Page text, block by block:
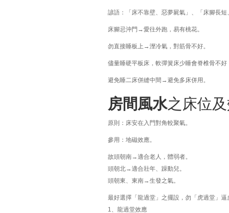
諺語：「床不靠壁、惡夢屍氣」、「床腳長短
床腳忌沖門→愛往外跑，易有桃花。
勿直接睡板上→溼冷氣，對筋骨不好。
儘量睡硬平板床，軟彈簧床少睡會脊椎骨不好
避免睡二床併縫中間→避免多床併用。
房間風水之床位
原則：床安在入門對角較聚氣。
參用：地磁效應。
故頭朝南→適合老人，體弱者。
頭朝北→適合壯年、躁動兒。
頭朝東、東南→生發之氣。
最好選擇「龍過堂」之擺設，勿「虎過堂」逼
1、龍過堂效應